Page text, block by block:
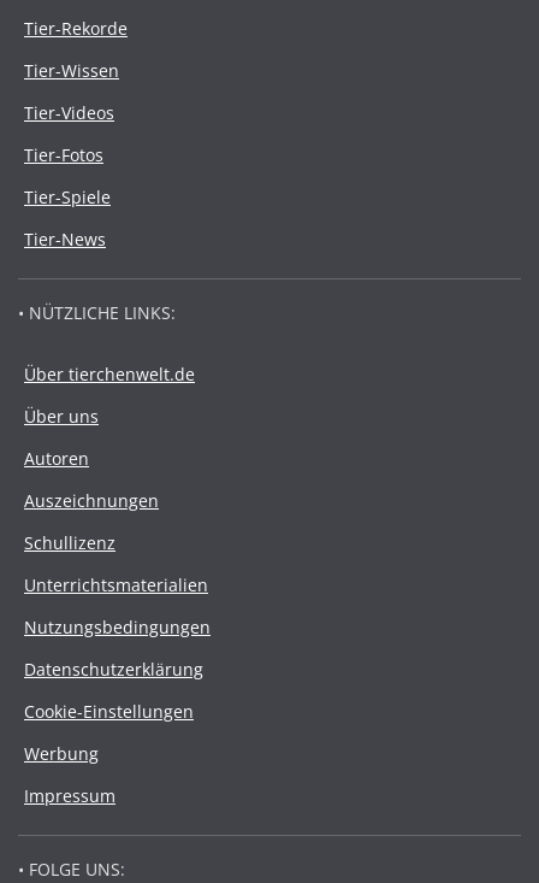
Tier-Rekorde
Tier-Wissen
Tier-Videos
Tier-Fotos
Tier-Spiele
Tier-News
• NÜTZLICHE LINKS:
Über tierchenwelt.de
Über uns
Autoren
Auszeichnungen
Schullizenz
Unterrichtsmaterialien
Nutzungsbedingungen
Datenschutzerklärung
Cookie-Einstellungen
Werbung
Impressum
• FOLGE UNS: